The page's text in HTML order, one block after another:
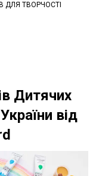
ДЛЯ ТВОРЧОСТІ
Дитячих
від